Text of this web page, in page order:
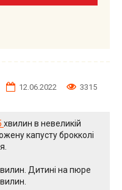
12.06.2022 3315
хвилин в невеликій
капусту брокколі
Дитині на пюре